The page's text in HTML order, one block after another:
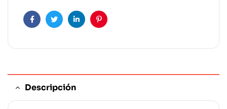
FacebookTwitterLinkedinPinterest
Descripción